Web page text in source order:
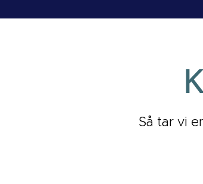
Så tar vi